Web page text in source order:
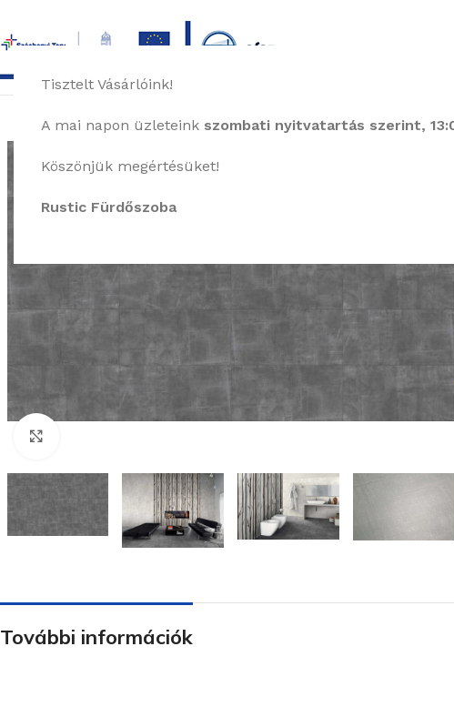
Tisztelt Vásárlóink!
A mai napon üzleteink szombati nyitvatartás szerint,
Köszönjük megértésüket!
Rustic Fürdőszoba
főoldal termékek képgalériabemutatkozás
További információk